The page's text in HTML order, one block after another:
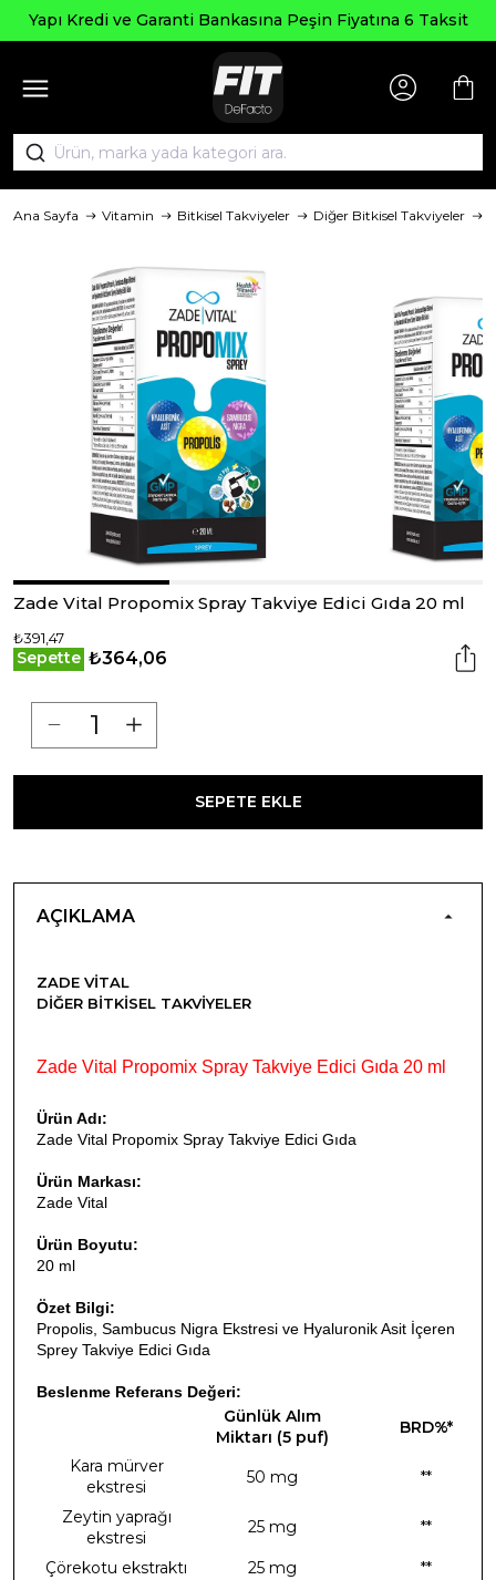
ve Garanti Bankasına Peşin Fiyatına 6 Taksit
Ana Sayfa Vitamin Bitkisel Takviyeler Diğer Bitkisel Takviyeler
Zade Vital Propomix Spray Takviye Edici Gıda 20 ml
₺391,47
Sepette ₺364,06
SEPETE EKLE
AÇIKLAMA
ZADE VITAL
DIĞER BITKISEL TAKVIYELER
Zade Vital Propomix Spray Takviye Edici Gıda 20 ml
Ürün Adı:
Zade Vital Propomix Spray Takviye Edici Gıda
Ürün Markası:
Zade Vital
Ürün Boyutu:
20 ml
Özet Bilgi:
Propolis, Sambucus Nigra Ekstresi ve Hyaluronik Asit İçeren
Sprey Takviye Edici Gıda
Beslenme Referans Değeri:
Günlük Alım
Miktarı (5 puf)
BRD%*
Kara mürver
ekstresi
50 mg
**
Zeytin yaprağı
ekstresi
25 mg **
Çörekotu ekstraktı 25 mg
**